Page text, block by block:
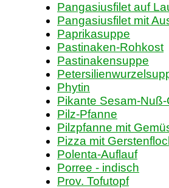
Pangasiusfilet auf
Pangasiusfilet mit
Paprikasuppe
Pastinaken-Rohkost
Pastinakensuppe
Phytin
Pikante Sesam-
Pilz-Pfanne
Pilzpfanne mit
Pizza mit
Polenta-Auflauf
Porree - indisch
Prov. Tofutopf